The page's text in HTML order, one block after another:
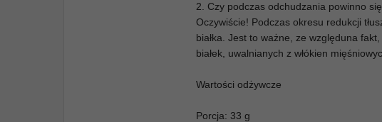
2. Czy podczas odchudzania powinno
Oczywiście! Podczas okresu redukcji
białka. Jest to ważne, ze względuna
białek, uwalnianych z włókien
Wartości odżywcze
Porcja: 33 g